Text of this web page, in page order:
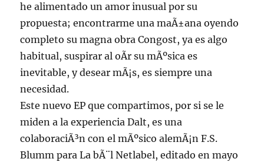
he alimentado un amor inusual por su
propuesta; encontrarme una maÃ±ana oyendo
completo su magna obra Congost, ya es algo
habitual, suspirar al oÃ­r su mÃºsica es
inevitable, y desear mÃ¡s, es siempre una
necesidad.
Este nuevo EP que compartimos, por si se le
miden a la experiencia Dalt, es una
colaboraciÃ³n con el mÃºsico alemÃ¡n F.S.
Blumm para La bÃ¨l Netlabel, editado en mayo